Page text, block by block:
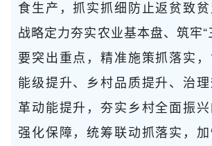
食生产，抓实抓细防止返贫致
战略定力夯实农业基本盘、筑牢“
要突出重点，精准施策抓落实
能级提升、乡村品质提升、治
革动能提升，夯实乡村全面振
强化保障，统筹联动抓落实，加